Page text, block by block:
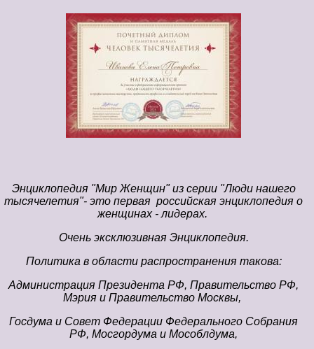
Энциклопедия "Мир Женщин" из серии "Люди нашего
тысячелетия"- это первая российская энциклопедия о
женщинах - лидерах.
Очень эксклюзивная Энциклопедия.
Политика в области распространения такова:
Администрация Президента РФ, Правительство РФ,
Мэрия и Правительство Москвы,
Госдума и Совет Федерации Федерального Собрания
РФ, Мосгордума и Мособлдума,